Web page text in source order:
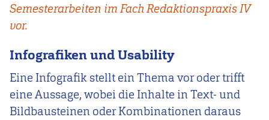
Semesterarbeiten im Fach Redaktionspraxis IV
vor.
Infografiken und Usability
Eine Infografik stellt ein Thema vor oder trifft
eine Aussage, wobei die Inhalte in Text- und
Bildbausteinen oder Kombinationen daraus